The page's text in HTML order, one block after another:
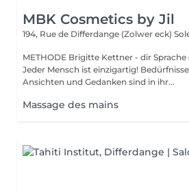
MBK Cosmetics by Jil
194, Rue de Differdange (Zolwer eck)
METHODE Brigitte Kettner - dir
Jeder Mensch ist einzigartig!
Ansichten und Gedanken sind in ihr...
Massage des mains